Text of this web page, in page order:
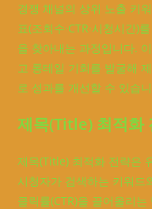
경쟁 채널의 상위 노출 키
표(조회수·CTR·시청시간)
을 찾아내는 과정입니다.
고 롱테일 기회를 발굴해
로 성과를 개선할 수 있습
제목(Title) 최적화
제목(Title) 최적화 전략은
시청자가 검색하는 키워드
클릭률(CTR)을 끌어올리